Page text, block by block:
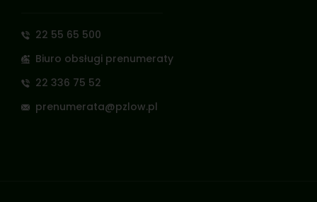
22 55 65 500
Biuro obsługi prenumeraty
22 336 75 52
prenumerata@pzlow.pl